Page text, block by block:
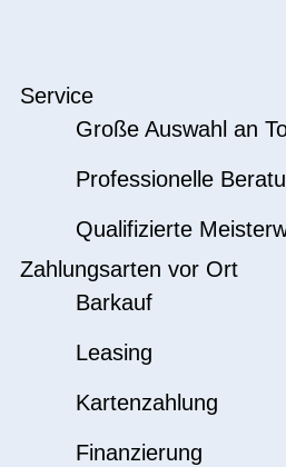
Service
Große Auswahl an
Professionelle
Qualifizierte
Zahlungsarten vor Ort
Barkauf
Leasing
Kartenzahlung
Finanzierung